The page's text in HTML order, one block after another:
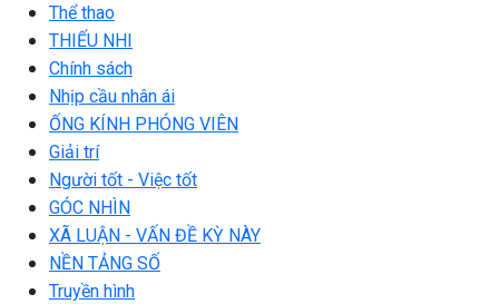
Thể thao
THIẾU NHI
Chính sách
Nhịp cầu nhân ái
ỐNG KÍNH PHÓNG VIÊN
Giải trí
Người tốt - Việc tốt
GÓC NHÌN
XÃ LUẬN - VẤN ĐỀ KỲ NÀY
NỀN TẢNG SỐ
Truyền hình